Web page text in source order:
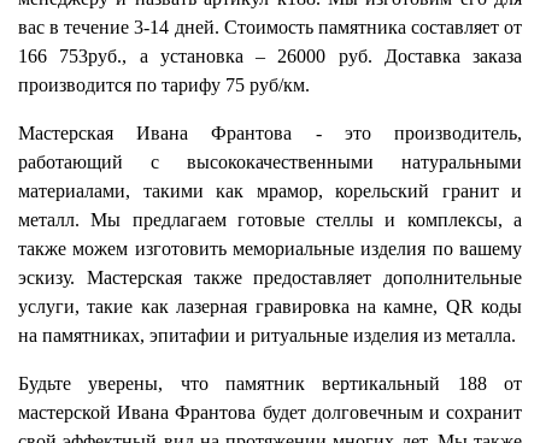
вас в течение 3-14 дней. Стоимость памятника составляет от
166 753руб., а установка – 26000 руб. Доставка заказа
производится по тарифу 75 руб/км.
Мастерская Ивана Франтова - это производитель,
работающий с высококачественными натуральными
материалами, такими как мрамор, корельский гранит и
металл. Мы предлагаем готовые стеллы и комплексы, а
также можем изготовить мемориальные изделия по вашему
эскизу. Мастерская также предоставляет дополнительные
услуги, такие как лазерная гравировка на камне, QR коды
на памятниках, эпитафии и ритуальные изделия из металла.
Будьте уверены, что памятник вертикальный 188 от
мастерской Ивана Франтова будет долговечным и сохранит